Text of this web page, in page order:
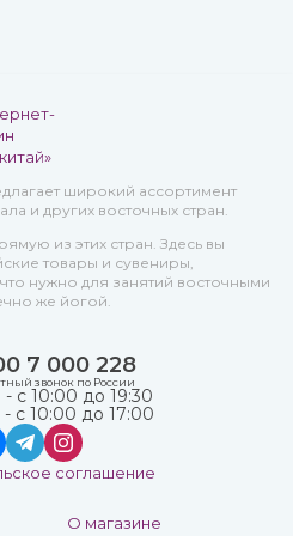
широкий ассортимент
и других восточных стран.
из этих стран. Здесь вы
товары и сувениры,
нужно для занятий восточными
же йогой.
О магазине
7 000 228
звонок по России
с 10:00 до 19:30
с 10:00 до 17:00
соглашение